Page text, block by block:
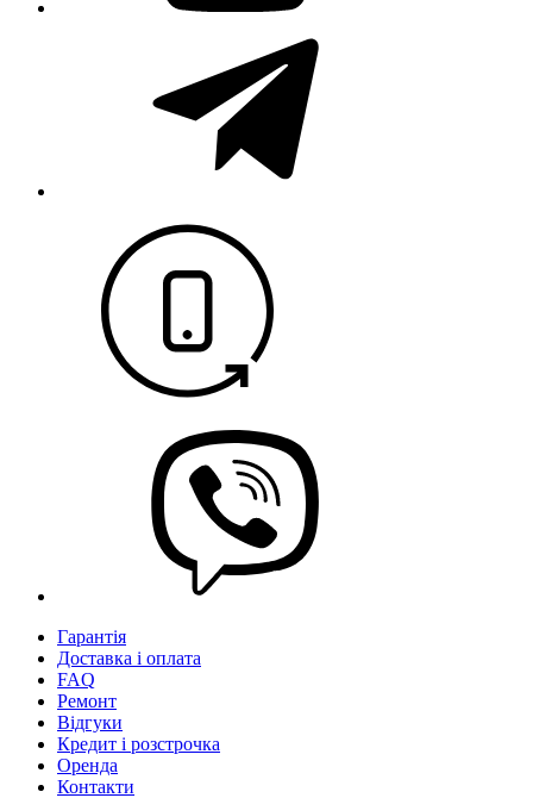
Гарантія
Доставка і оплата
FAQ
Ремонт
Відгуки
Кредит і розстрочка
Оренда
Контакти